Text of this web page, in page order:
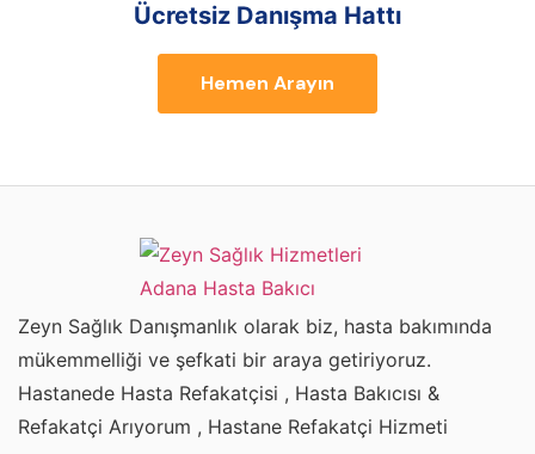
Ücretsiz Danışma Hattı
Hemen Arayın
Zeyn Sağlık Danışmanlık olarak biz, hasta bakımında
mükemmelliği ve şefkati bir araya getiriyoruz.
Hastanede Hasta Refakatçisi , Hasta Bakıcısı &
Refakatçi Arıyorum , Hastane Refakatçi Hizmeti